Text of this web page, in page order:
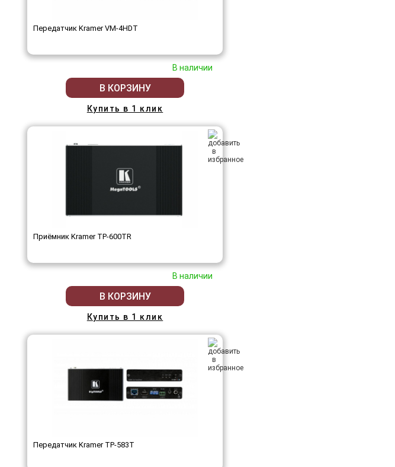
Передатчик Kramer VM-4HDT
В наличии
В КОРЗИНУ
Купить в 1 клик
Приёмник Kramer TP-600TR
В наличии
В КОРЗИНУ
Купить в 1 клик
Передатчик Kramer TP-583T